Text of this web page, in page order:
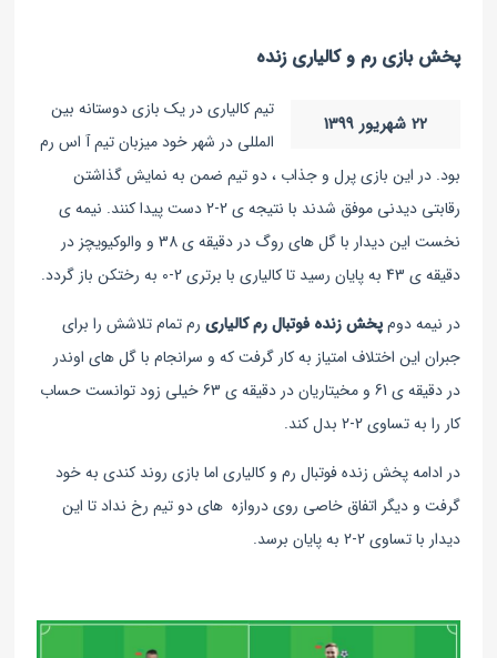
پخش بازی رم و کالیاری زنده
22 شهریور 1399
تیم کالیاری در یک بازی دوستانه بین
المللی در شهر خود میزبان تیم آ اس رم
بود. در این بازی پرل و جذاب ، دو تیم ضمن به نمایش گذاشتن
رقابتی دیدنی موفق شدند با نتیجه ی 2-2 دست پیدا کنند. نیمه ی
نخست این دیدار با گل های روگ در دقیقه ی 38 و والوکیویچز در
دقیقه ی 43 به پایان رسید تا کالیاری با برتری 2-0 به رختکن باز گردد.
در نیمه دومپخش زنده فوتبال رم کالیاری رم تمام تلاشش را برای
جبران این اختلاف امتیاز به کار گرفت که و سرانجام با گل های اوندر
در دقیقه ی 61 و مخیتاریان در دقیقه ی 63 خیلی زود توانست حساب
کار را به تساوی 2-2 بدل کند.
در ادامه پخش زنده فوتبال رم و کالیاری اما بازی روند کندی به خود
گرفت و دیگر اتفاق خاصی روی دروازه های دو تیم رخ نداد تا این
دیدار با تساوی 2-2 به پایان برسد.